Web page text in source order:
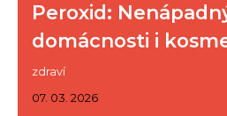
Peroxid:
domácnosti i
zdraví
07. 03. 2026